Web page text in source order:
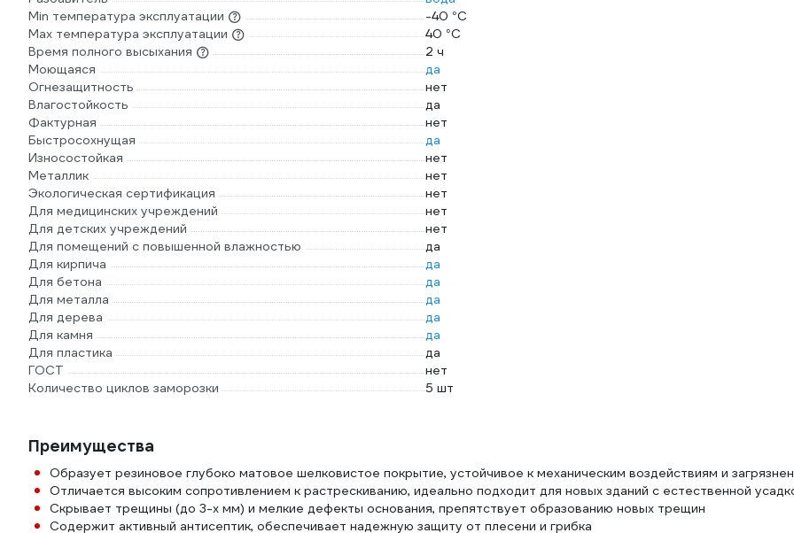
Min температура эксплуатации
-40 °С
Max температура эксплуатации
40 °С
Время полного высыхания
2 ч
Моющаяся
да
Огнезащитность
нет
Влагостойкость
да
Фактурная
нет
Быстросохнущая
да
Износостойкая
нет
Металлик
нет
Экологическая сертификация
нет
Для медицинских учреждений
нет
Для детских учреждений
нет
Для помещений с повышенной влажностью
да
Для кирпича
да
Для бетона
да
Для металла
да
Для дерева
да
Для камня
да
Для пластика
да
ГОСТ
нет
Количество циклов заморозки
5 шт
Преимущества
Образует резиновое глубоко матовое шелковистое покрытие, устойчивое к механическим воздействиям и
Отличается высоким сопротивлением к растрескиванию, идеально подходит для новых зданий с естественной
Скрывает трещины (до 3-х мм) и мелкие дефекты основания, препятствует образованию новых трещин
Содержит активный антисептик, обеспечивает надежную защиту от плесени и грибка